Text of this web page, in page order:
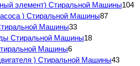
элемент) Стиральной Машины104
) Стиральной Машины87
Машины33
Стиральной Машины18
Машины6
) Стиральной Машины43